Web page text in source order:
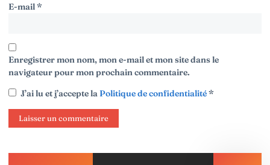
E-mail*
Enregistrer mon nom, mon e-mail et mon site dans le
navigateur pour mon prochain commentaire.
J’ai lu et j’accepte laPolitique de confidentialité*